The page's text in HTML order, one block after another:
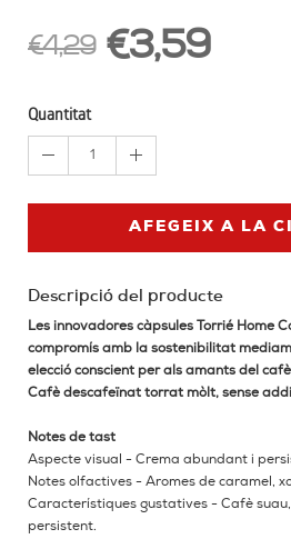
€4,29 €3,59
Quantitat
1
AFEGEIX A LA
Descripció del producte
Les innovadores càpsules Torrié Home
compromís amb la sostenibilitat
elecció conscient per als amants del
Cafè descafeïnat torrat mòlt, sense
Notes de tast
Aspecte visual - Crema abundant i
Notes olfactives - Aromes de caramel,
Característiques gustatives - Cafè
persistent.